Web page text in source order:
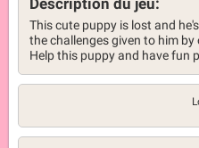
Description du jeu:
This cute puppy is lost and
the challenges given to him
Help this puppy and have fun